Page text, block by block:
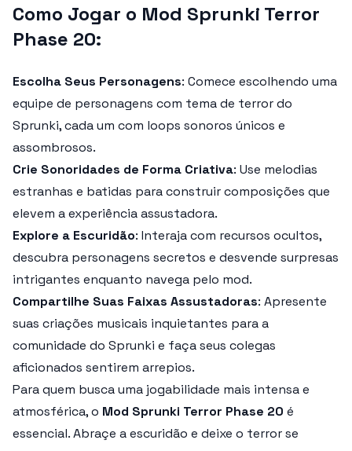
Como Jogar o Mod Sprunki Terror
Phase 20:
Escolha Seus Personagens: Comece escolhendo uma
equipe de personagens com tema de terror do
Sprunki, cada um com loops sonoros únicos e
assombrosos.
Crie Sonoridades de Forma Criativa: Use melodias
estranhas e batidas para construir composições que
elevem a experiência assustadora.
Explore a Escuridão: Interaja com recursos ocultos,
descubra personagens secretos e desvende surpresas
intrigantes enquanto navega pelo mod.
Compartilhe Suas Faixas Assustadoras: Apresente
suas criações musicais inquietantes para a
comunidade do Sprunki e faça seus colegas
aficionados sentirem arrepios.
Para quem busca uma jogabilidade mais intensa e
atmosférica, o Mod Sprunki Terror Phase 20 é
essencial. Abraçe a escuridão e deixe o terror se